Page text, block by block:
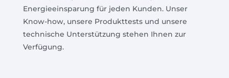
Energieeinsparung für jeden Kunden. Unser
Know-how, unsere Produkttests und unsere
technische Unterstützung stehen Ihnen zur
Verfügung.